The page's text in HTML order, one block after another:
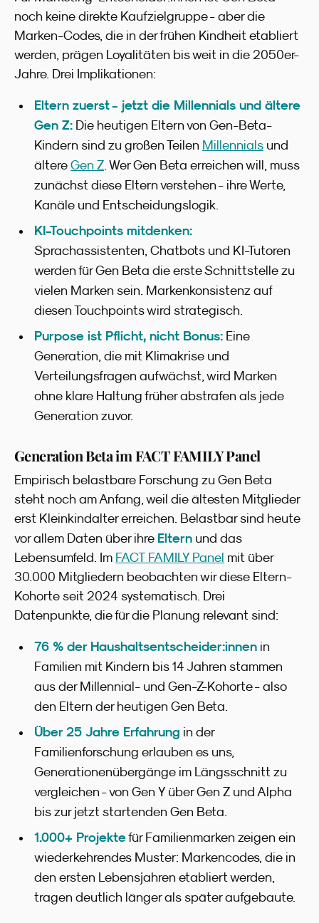
noch keine direkte Kaufzielgruppe - aber die
Marken-Codes, die in der frühen Kindheit etabliert
werden, prägen Loyalitäten bis weit in die 2050er-
Jahre. Drei Implikationen:
Eltern zuerst - jetzt die Millennials und ältere
Gen Z: Die heutigen Eltern von Gen-Beta-
Kindern sind zu großen Teilen Millennials und
ältere Gen Z. Wer Gen Beta erreichen will, muss
zunächst diese Eltern verstehen - ihre Werte,
Kanäle und Entscheidungslogik.
KI-Touchpoints mitdenken:
Sprachassistenten, Chatbots und KI-Tutoren
werden für Gen Beta die erste Schnittstelle zu
vielen Marken sein. Markenkonsistenz auf
diesen Touchpoints wird strategisch.
Purpose ist Pflicht, nicht Bonus: Eine
Generation, die mit Klimakrise und
Verteilungsfragen aufwächst, wird Marken
ohne klare Haltung früher abstrafen als jede
Generation zuvor.
Generation Beta im FACT FAMILY Panel
Empirisch belastbare Forschung zu Gen Beta
steht noch am Anfang, weil die ältesten Mitglieder
erst Kleinkindalter erreichen. Belastbar sind heute
vor allem Daten über ihre Eltern und das
Lebensumfeld. Im FACT FAMILY Panel mit über
30.000 Mitgliedern beobachten wir diese Eltern-
Kohorte seit 2024 systematisch. Drei
Datenpunkte, die für die Planung relevant sind:
76 % der Haushaltsentscheider:innen in
Familien mit Kindern bis 14 Jahren stammen
aus der Millennial- und Gen-Z-Kohorte - also
den Eltern der heutigen Gen Beta.
Über 25 Jahre Erfahrung in der
Familienforschung erlauben es uns,
Generationenübergänge im Längsschnitt zu
vergleichen - von Gen Y über Gen Z und Alpha
bis zur jetzt startenden Gen Beta.
1.000+ Projektefür Familienmarken zeigen ein
wiederkehrendes Muster: Markencodes, die in
den ersten Lebensjahren etabliert werden,
tragen deutlich länger als später aufgebaute.